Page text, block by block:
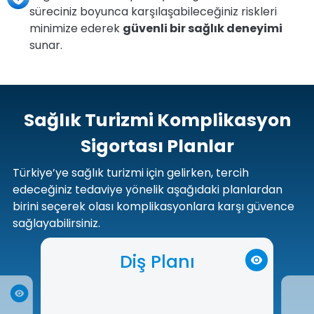
süreciniz boyunca karşılaşabileceğiniz riskleri
minimize ederek güvenli bir sağlık deneyimi
sunar.
Sağlık Turizmi Komplikasyon
Sigortası Planlar
Türkiye’ye sağlık turizmi için gelirken, tercih
edeceğiniz tedaviye yönelik aşağıdaki planlardan
birini seçerek olası komplikasyonlara karşı güvence
sağlayabilirsiniz.
Diş Planı
Saç Ekimi Planı
Göz Planı
Genel Cerrahi Plan
Kalp & Damar